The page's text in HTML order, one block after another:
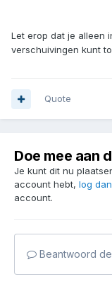
Let erop dat je alleen
verschuivingen kunt
Quote
Doe mee aan
Je kunt dit nu
account hebt, log
account.
Beantwoord